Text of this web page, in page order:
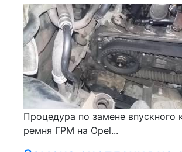
Процедура по замене впускного
ремня ГРМ на Opel...